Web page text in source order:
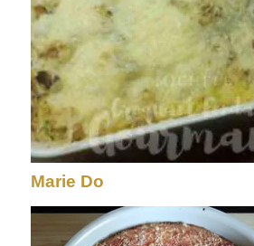
Marie Do